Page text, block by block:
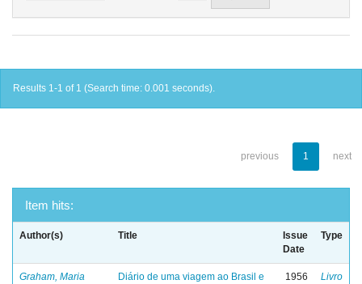
Results 1-1 of 1 (Search time: 0.001 seconds).
previous 1 next
Item hits:
Author(s) Title
Issue
Date
Type
Graham, Maria
Diário de uma viagem ao Brasil e
1956 Livro